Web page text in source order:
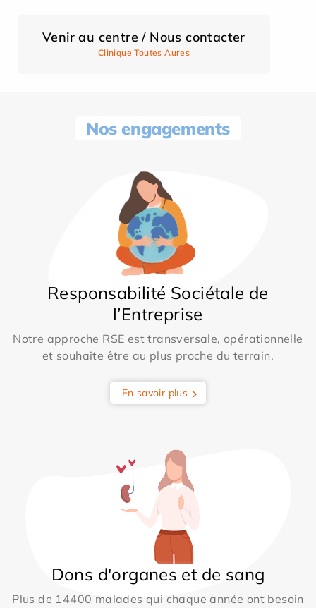
Venir au centre / Nous contacter
Clinique Toutes Aures
Nos engagements
Responsabilité Sociétale de
l’Entreprise
Notre approche RSE est transversale, opérationnelle
et souhaite être au plus proche du terrain.
En savoir plus
Dons d'organes et de sang
Plus de 14400 malades qui chaque année ont besoin